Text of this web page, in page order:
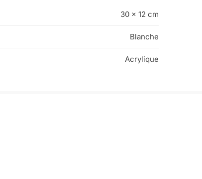
30 x 12 cm
Blanche
Acrylique